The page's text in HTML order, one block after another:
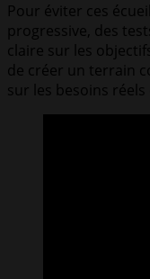
Pour éviter ces
progressive, des
claire sur les
de créer un terrain
sur les besoins